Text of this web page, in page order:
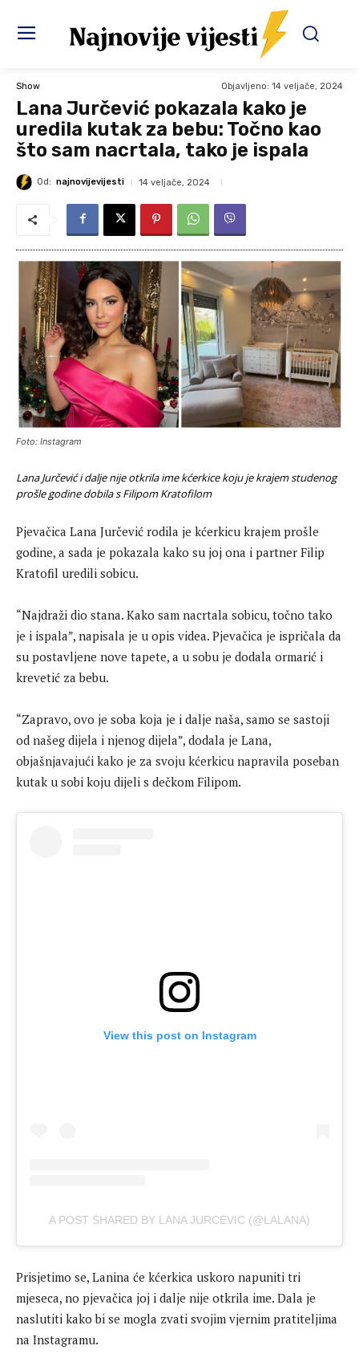
Show Objavljeno: 14 veljače, 2024
Lana Jurčević pokazala kako je
uredila kutak za bebu: Točno kao
što sam nacrtala, tako je ispala
Od: najnovijevijesti 14 veljače, 2024
Foto: Instagram
Lana Jurčević i dalje nije otkrila ime kćerkice koju je krajem studenog
prošle godine dobila s Filipom Kratofilom
Pjevačica Lana Jurčević rodila je kćerkicu krajem prošle
godine, a sada je pokazala kako su joj ona i partner Filip
Kratofil uredili sobicu.
“Najdraži dio stana. Kako sam nacrtala sobicu, točno tako
je i ispala”, napisala je u opis videa. Pjevačica je ispričala da
su postavljene nove tapete, a u sobu je dodala ormarić i
krevetić za bebu.
“Zapravo, ovo je soba koja je i dalje naša, samo se sastoji
od našeg dijela i njenog dijela”, dodala je Lana,
objašnjavajući kako je za svoju kćerkicu napravila poseban
kutak u sobi koju dijeli s dečkom Filipom.
View this post on Instagram
A POST SHARED BY LANA JURCEVIC (@LALANA)
Prisjetimo se, Lanina će kćerkica uskoro napuniti tri
mjeseca, no pjevačica joj i dalje nije otkrila ime. Dala je
naslutiti kako bi se mogla zvati svojim vjernim pratiteljima
na Instagramu.